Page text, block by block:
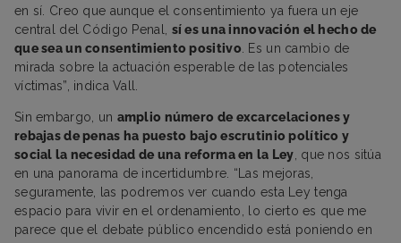
en sí. Creo que aunque el consentimiento ya fuera un eje
central del Código Penal, sí es una innovación el hecho de
que sea un consentimiento positivo . Es un cambio de
mirada sobre la actuación esperable de las potenciales
víctimas”, indica Vall.
Sin embargo, un amplio número de excarcelaciones y
rebajas de penas ha puesto bajo escrutinio político y
social la necesidad de una reforma en la Ley , que nos sitúa
en una panorama de incertidumbre. “Las mejoras,
seguramente, las podremos ver cuando esta Ley tenga
espacio para vivir en el ordenamiento, lo cierto es que me
parece que el debate público encendido está poniendo en